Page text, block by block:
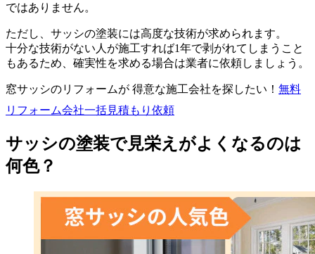
ではありません。
ただし、サッシの塗装には高度な技術が求められます。
十分な技術がない人が施工すれば1年で剥がれてしまうこと
もあるため、確実性を求める場合は業者に依頼しましょう。
窓サッシのリフォームが 得意な施工会社を探したい！ 無料
リフォーム会社一括見積もり依頼
サッシの塗装で見栄えがよくなるのは
何色？